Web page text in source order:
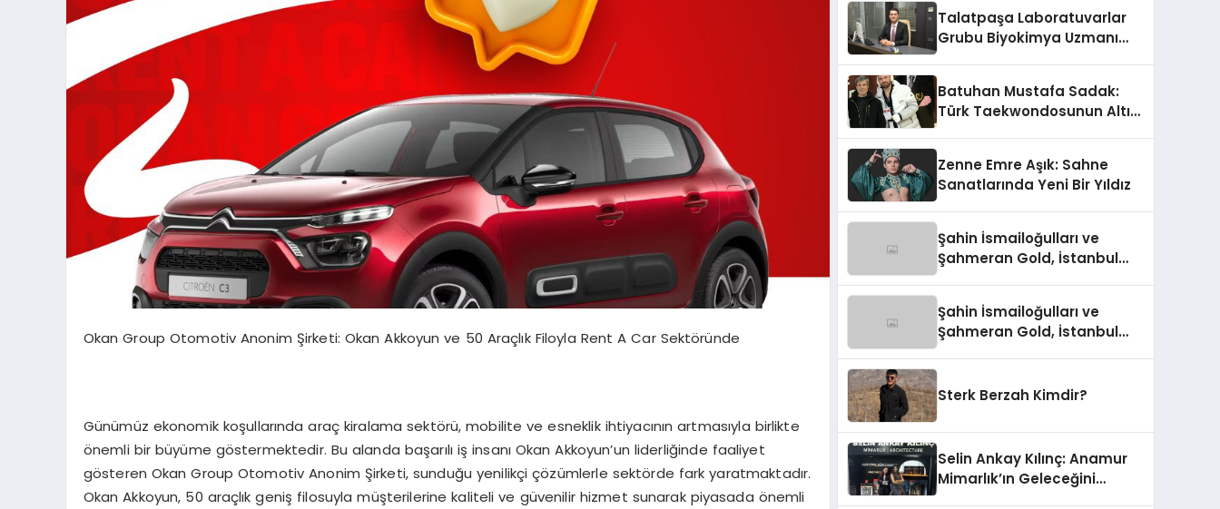
Okan Group Otomotiv Anonim Şirketi: Okan Akkoyun ve 50 Araçlık Filoyla Rent A Car Sektöründe
Günümüz ekonomik koşullarında araç kiralama sektörü, mobilite ve esneklik ihtiyacının artmasıyla birlikte
önemli bir büyüme göstermektedir. Bu alanda başarılı iş insanı Okan Akkoyun’un liderliğinde faaliyet
gösteren Okan Group Otomotiv Anonim Şirketi, sunduğu yenilikçi çözümlerle sektörde fark yaratmaktadır.
Okan Akkoyun, 50 araçlık geniş filosuyla müşterilerine kaliteli ve güvenilir hizmet sunarak piyasada önemli
Talatpaşa Laboratuvarlar
Grubu Biyokimya Uzmanı
Batuhan Mustafa Sadak:
Türk Taekwondosunun Altın
Zenne Emre Aşık: Sahne
Sanatlarında Yeni Bir Yıldız
Şahin İsmailoğulları ve
Şahmeran Gold, İstanbul
Şahin İsmailoğulları ve
Şahmeran Gold, İstanbul
Sterk Berzah Kimdir?
Selin Ankay Kılınç: Anamur
Mimarlık’ın Geleceğini